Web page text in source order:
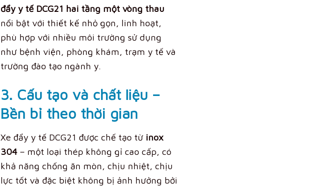
đẩy y tế DCG21 hai tầng một vòng thau
nổi bật với thiết kế nhỏ gọn, linh hoạt,
phù hợp với nhiều môi trường sử dụng
như bệnh viện, phòng khám, trạm y tế và
trường đào tạo ngành y.
3. Cấu tạo và chất liệu –
Bền bỉ theo thời gian
Xe đẩy y tế DCG21 được chế tạo từ inox
304 – một loại thép không gỉ cao cấp, có
khả năng chống ăn mòn, chịu nhiệt, chịu
lực tốt và đặc biệt không bị ảnh hưởng bởi